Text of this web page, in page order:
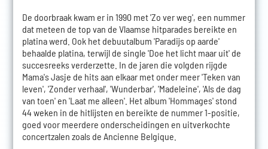
De doorbraak kwam er in 1990 met 'Zo ver weg', een nummer
dat meteen de top van de Vlaamse hitparades bereikte en
platina werd. Ook het debuutalbum 'Paradijs op aarde'
behaalde platina, terwijl de single 'Doe het licht maar uit' de
succesreeks verderzette. In de jaren die volgden rijgde
Mama's Jasje de hits aan elkaar met onder meer 'Teken van
leven', 'Zonder verhaal', 'Wunderbar', 'Madeleine', 'Als de dag
van toen' en 'Laat me alleen'. Het album 'Hommages' stond
44 weken in de hitlijsten en bereikte de nummer 1-positie,
goed voor meerdere onderscheidingen en uitverkochte
concertzalen zoals de Ancienne Belgique.